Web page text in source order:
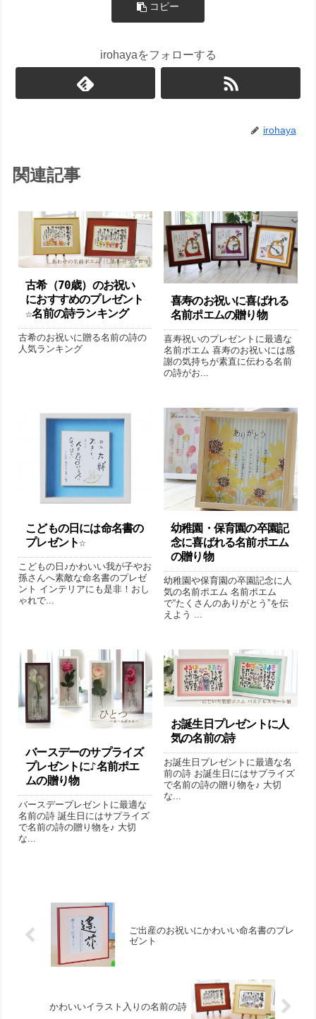
コピー
irohayaをフォローする
irohaya
関連記事
古希（70歳）のお祝い
におすすめのプレゼント
☆名前の詩ランキング
古希のお祝いに贈る名前の詩の
人気ランキング
喜寿のお祝いに喜ばれる
名前ポエムの贈り物
喜寿祝いのプレゼントに最適な
名前ポエム 喜寿のお祝いには感
謝の気持ちが素直に伝わる名前
の詩がお...
こどもの日には命名書の
プレゼント☆
こどもの日♪かわいい我が子やお
孫さんへ素敵な命名書のプレゼ
ント インテリアにも是非！おし
ゃれで...
幼稚園・保育園の卒園記
念に喜ばれる名前ポエム
の贈り物
幼稚園や保育園の卒園記念に人
気の名前ポエム 名前ポエム
で“たくさんのありがとう”を伝
えよう ...
バースデーのサプライズ
プレゼントに♪名前ポエ
ムの贈り物
バースデープレゼントに最適な
名前の詩 誕生日にはサプライズ
で名前の詩の贈り物を♪ 大切
な...
お誕生日プレゼントに人
気の名前の詩
お誕生日プレゼントに最適な名
前の詩 お誕生日にはサプライズ
で名前の詩の贈り物を♪ 大切
な...
ご出産のお祝いにかわいい命名書のプレ
ゼント
かわいいイラスト入りの名前の詩